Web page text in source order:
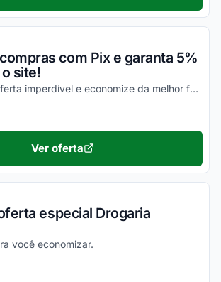
com Pix e garanta 5%
site!
Aproveite essa oferta imperdível e economize da melhor forma possível nas suas compras online!
funcionou
Ver oferta
especial Drogaria
você economizar.
funcionou